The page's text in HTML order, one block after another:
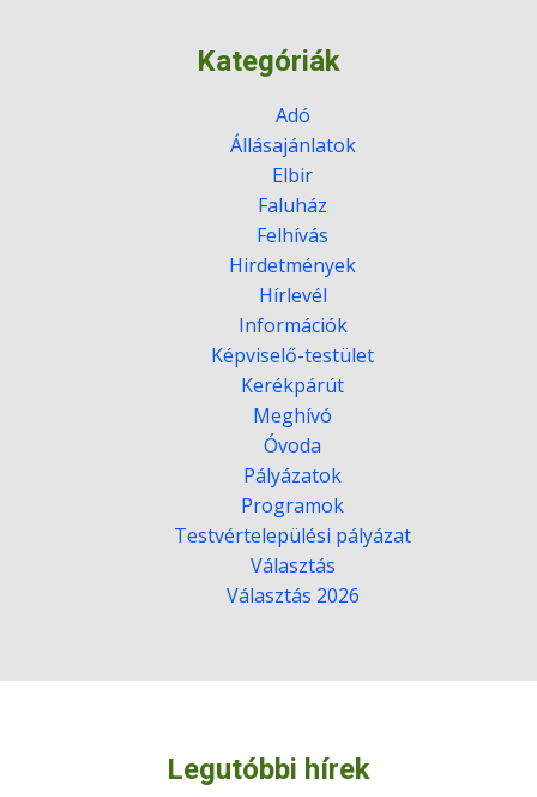
Kategóriák
Adó
Állásajánlatok
Elbir
Faluház
Felhívás
Hirdetmények
Hírlevél
Információk
Képviselő-testület
Kerékpárút
Meghívó
Óvoda
Pályázatok
Programok
Testvértelepülési pályázat
Választás
Választás 2026
Legutóbbi hírek